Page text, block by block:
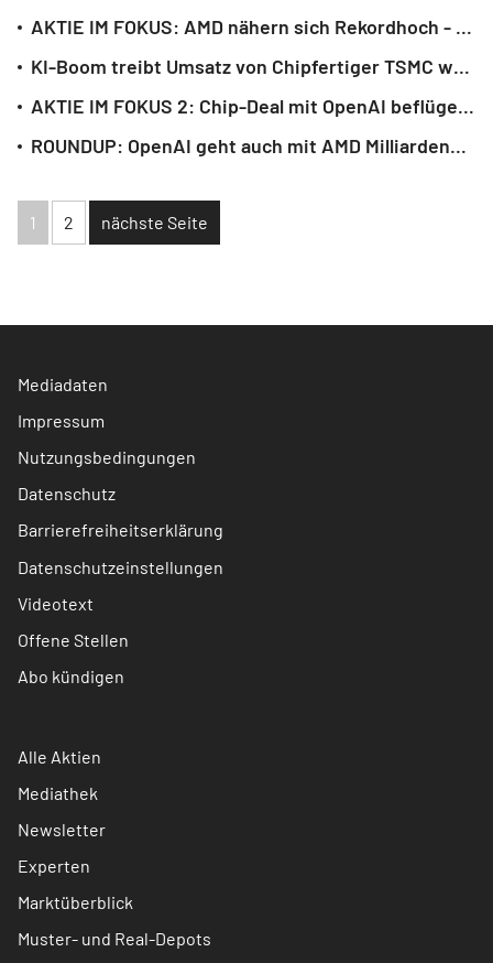
AKTIE IM FOKUS: AMD nähern sich Rekordhoch - Zielsetzungen bringen Kurssprung
KI-Boom treibt Umsatz von Chipfertiger TSMC weiter an
AKTIE IM FOKUS 2: Chip-Deal mit OpenAI beflügelt AMD - Zulieferer ziehen an
ROUNDUP: OpenAI geht auch mit AMD Milliardenpakt für KI-Rechenzentren ein
1 2 nächste Seite
Mediadaten
Impressum
Nutzungsbedingungen
Datenschutz
Barrierefreiheitserklärung
Datenschutzeinstellungen
Videotext
Offene Stellen
Abo kündigen
Alle Aktien
Mediathek
Newsletter
Experten
Marktüberblick
Muster- und Real-Depots